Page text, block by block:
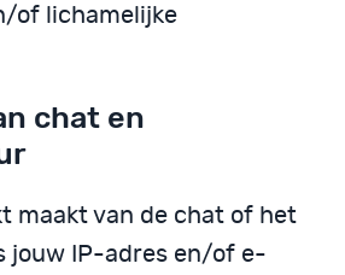
of lichamelijke
chat en
maakt van de chat of het
jouw IP-adres en/of e-